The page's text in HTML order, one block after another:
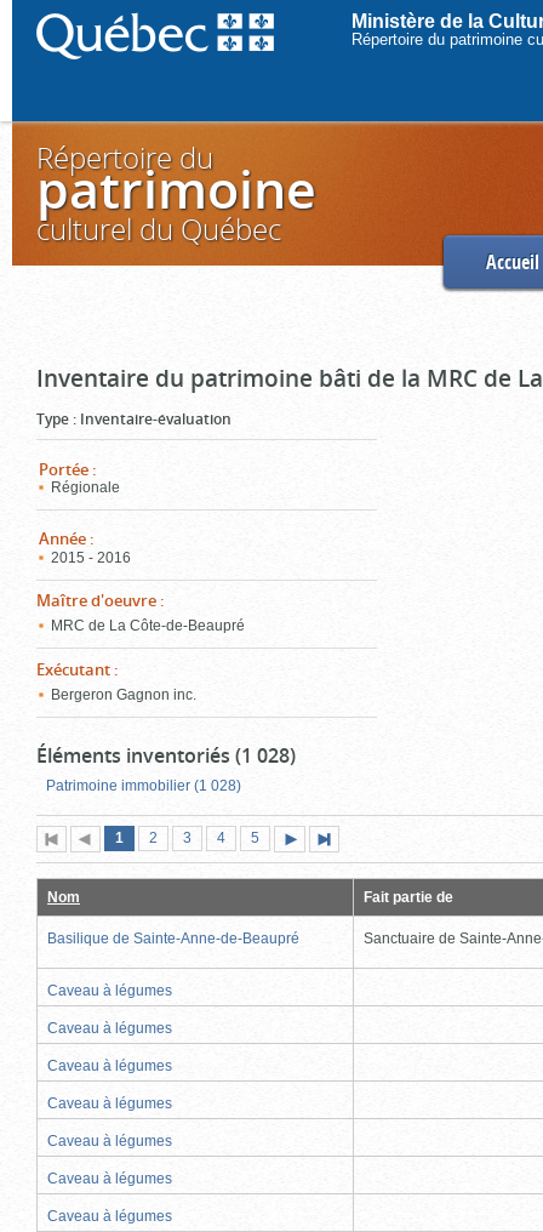
Ministère de la
Répertoire du patrimoine
Répertoire du
patrimoine
culturel du Québec
Accueil
Inventaire du patrimoine bâti de la MRC de
Type : Inventaire-évaluation
Portée :
Régionale
Année :
2015 - 2016
Maître d'oeuvre :
MRC de La Côte-de-Beaupré
Exécutant :
Bergeron Gagnon inc.
Éléments inventoriés (1 028)
Patrimoine immobilier (1 028)
Première
page
Page
précédente
Page
1 (page
actuelle)
Page
2 Page
3 Page
4 Page
5
suivante
page
Nom Fait partie de
Basilique de Sainte-Anne-de-Beaupré Sanctuaire de Sainte-
Caveau à légumes
Caveau à légumes
Caveau à légumes
Caveau à légumes
Caveau à légumes
Caveau à légumes
Caveau à légumes